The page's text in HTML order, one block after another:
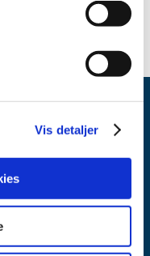
Vis detaljer